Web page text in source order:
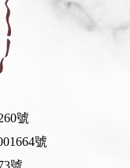
號
號
號